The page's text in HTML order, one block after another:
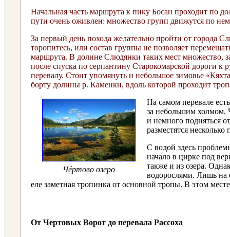
Начальная часть маршрута к пику Босан проходит по
пути очень оживлен: множество групп движутся по
За первый день похода желательно пройти от города
торопитесь, или состав группы не позволяет
маршрута. В долине Слюдянки таких мест множество,
после спуска по серпантину Старокомарской дороги к
перевалу. Стоит упомянуть и небольшое зимовье
борту долины р. Каменки, вдоль которой проходит
Чёртово озеро
На самом перевале
за небольшим холмом.
и немного подняться
разместятся несколько
С водой здесь
начало в цирке под
также и из озера.
водорослями. Лишь на
еле заметная тропинка от основной тропы. В этом
От Чертовых Ворот до перевала Рассоха